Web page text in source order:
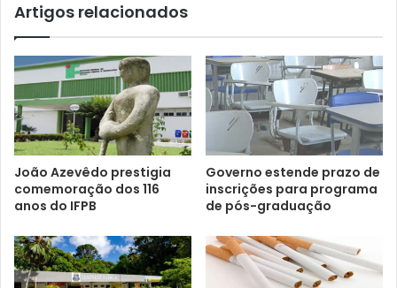
Artigos relacionados
João Azevêdo prestigia
comemoração dos 116
anos do IFPB
Governo estende prazo de
inscrições para programa
de pós-graduação